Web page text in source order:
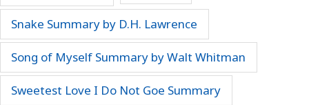
Snake Summary by D.H. Lawrence
Song of Myself Summary by Walt Whitman
Sweetest Love I Do Not Goe Summary